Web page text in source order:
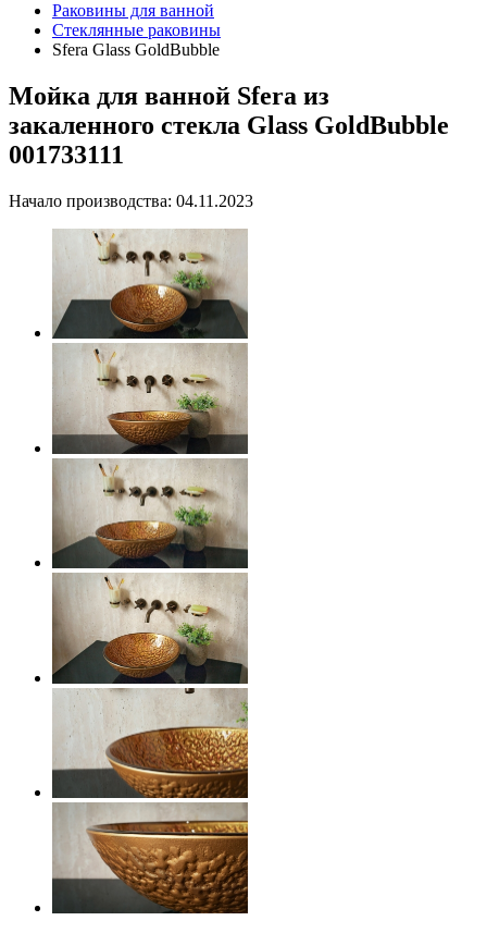
Раковины для ванной
Стеклянные раковины
Sfera Glass GoldBubble
Мойка для ванной Sfera из
закаленного стекла Glass GoldBubble
001733111
Начало производства: 04.11.2023